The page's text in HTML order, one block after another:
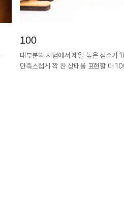
100
대부분의 시험에서 제일 높은 점수가
만족스럽게 꽉 찬 상태를 표현할 때